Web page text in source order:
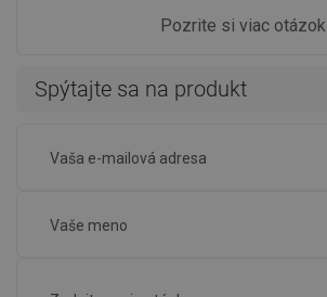
Pozrite si viac otázok
Spýtajte sa na produkt